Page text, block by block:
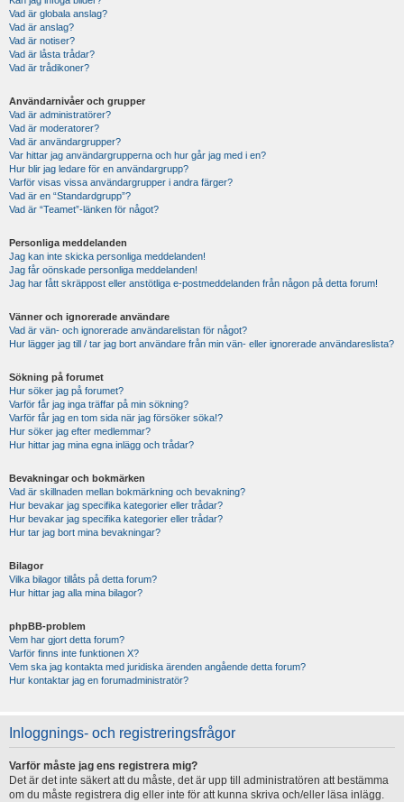
Vad är globala anslag?
Vad är anslag?
Vad är notiser?
Vad är låsta trådar?
Vad är trådikoner?
Användarnivåer och grupper
Vad är administratörer?
Vad är moderatorer?
Vad är användargrupper?
Var hittar jag användargrupperna och hur går jag med i en?
Hur blir jag ledare för en användargrupp?
Varför visas vissa användargrupper i andra färger?
Vad är en “Standardgrupp”?
Vad är “Teamet”-länken för något?
Personliga meddelanden
Jag kan inte skicka personliga meddelanden!
Jag får oönskade personliga meddelanden!
Jag har fått skräppost eller anstötliga e-postmeddelanden från någon på detta forum!
Vänner och ignorerade användare
Vad är vän- och ignorerade användarelistan för något?
Hur lägger jag till / tar jag bort användare från min vän- eller ignorerade användareslista?
Sökning på forumet
Hur söker jag på forumet?
Varför får jag inga träffar på min sökning?
Varför får jag en tom sida när jag försöker söka!?
Hur söker jag efter medlemmar?
Hur hittar jag mina egna inlägg och trådar?
Bevakningar och bokmärken
Vad är skillnaden mellan bokmärkning och bevakning?
Hur bevakar jag specifika kategorier eller trådar?
Hur bevakar jag specifika kategorier eller trådar?
Hur tar jag bort mina bevakningar?
Bilagor
Vilka bilagor tillåts på detta forum?
Hur hittar jag alla mina bilagor?
phpBB-problem
Vem har gjort detta forum?
Varför finns inte funktionen X?
Vem ska jag kontakta med juridiska ärenden angående detta forum?
Hur kontaktar jag en forumadministratör?
Inloggnings- och registreringsfrågor
Varför måste jag ens registrera mig?
Det är det inte säkert att du måste, det är upp till administratören att bestämma
om du måste registrera dig eller inte för att kunna skriva och/eller läsa inlägg.